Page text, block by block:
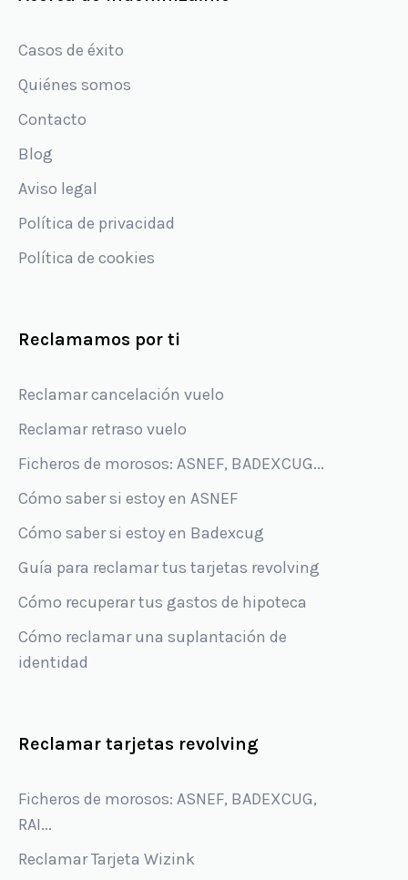
Casos de éxito
Quiénes somos
Contacto
Blog
Aviso legal
Política de privacidad
Política de cookies
Reclamamos por ti
Reclamar cancelación vuelo
Reclamar retraso vuelo
Ficheros de morosos: ASNEF, BADEXCUG...
Cómo saber si estoy en ASNEF
Cómo saber si estoy en Badexcug
Guía para reclamar tus tarjetas revolving
Cómo recuperar tus gastos de hipoteca
Cómo reclamar una suplantación de
identidad
Reclamar tarjetas revolving
Ficheros de morosos: ASNEF, BADEXCUG,
RAI...
Reclamar Tarjeta Wizink